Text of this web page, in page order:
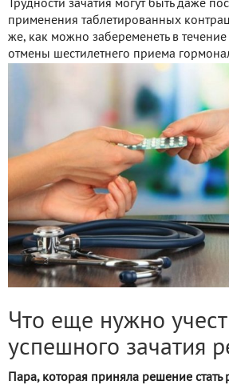
Трудности зачатия могут быть даже
применения таблетированных
же, как можно забеременеть в
отмены шестилетнего приема
Что еще нужно
успешного зачатия
Пара, которая приняла решение